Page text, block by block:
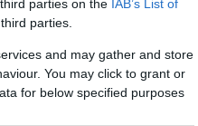
parties on the IAB’s List of
parties.
and may gather and store
You may click to grant or
for below specified purposes
fogja kötelezni a
vizsgálta
emlegettük
vásároltak a…